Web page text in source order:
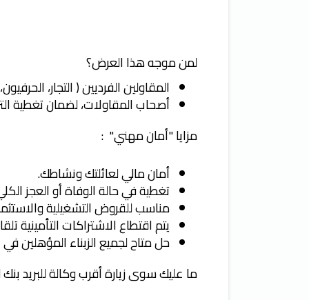
لمن موجه هذا العرض؟
المقاولين الفرديين ( التجار،
أصحاب المقاولات، لضمان تغطية
مزايا "أمان مهني" :
أمان مالي لعائلتك ونشاطك.
تغطية في حالة الوفاة أو العجز
مناسب للقروض التشغيلية
يتم اقتطاع الاشتراكات التأمينية
حل متاح لجميع الزبناء المؤهلين في
ما عليك سوى زيارة أقرب وكالة للبريد